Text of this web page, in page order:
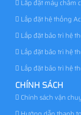
Lắp đặt máy chấm
Lắp đặt hệ thống
Lắp đặt bảo trì hệ
Lắp đặt bảo trì hệ
Lắp đặt bảo trì hệ
CHÍNH SÁCH
Chính sách vận